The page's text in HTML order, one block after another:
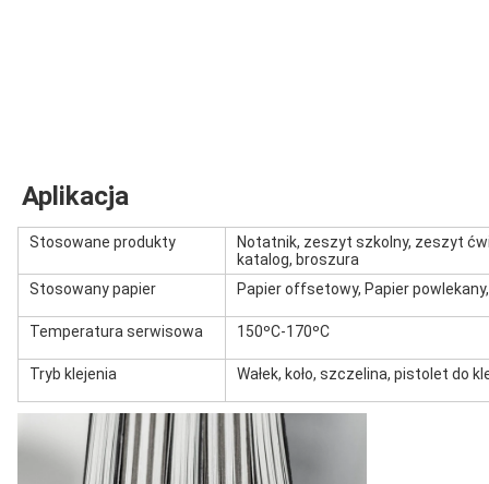
Aplikacja
Stosowane produkty
Notatnik, zeszyt szkolny, zeszyt
katalog, broszura
Stosowany papier
Papier offsetowy, Papier
Temperatura serwisowa 150ºC-170ºC
Tryb klejenia Wałek, koło, szczelina, pistolet do